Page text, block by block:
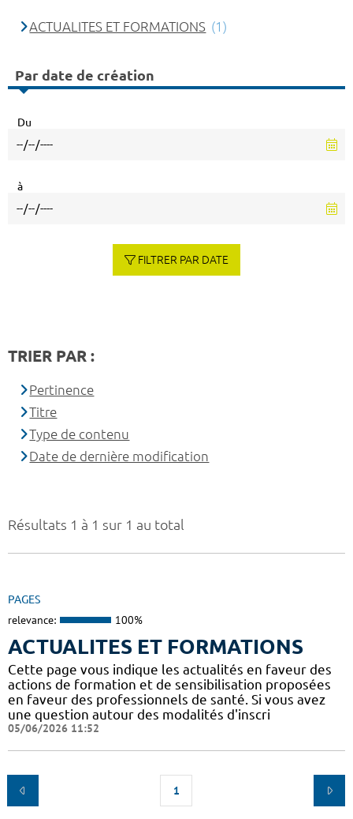
Résultats 1 à 1 sur 1 au total
PAGES
relevance: 100%
ACTUALITES ET FORMATIONS
Cette page vous indique les actualités en faveur des
actions de formation et de sensibilisation proposées
en faveur des professionnels de santé. Si vous avez
une question autour des modalités d'inscri
05/06/2026 11:52
1
ACTUALITES ET FORMATIONS (1)
Par date de création
Du
à
FILTRER PAR DATE
TRIER PAR :
Pertinence
Titre
Type de contenu
Date de dernière modification